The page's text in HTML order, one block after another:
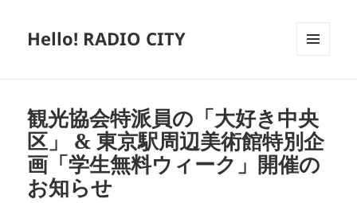
Hello! RADIO CITY
ット
観光協会特派員の「大好き中央
区」 & 東京駅周辺美術館特別企
画「学生無料ウィーク」開催の
お知らせ